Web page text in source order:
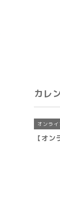
カレ
オンライ
【オ